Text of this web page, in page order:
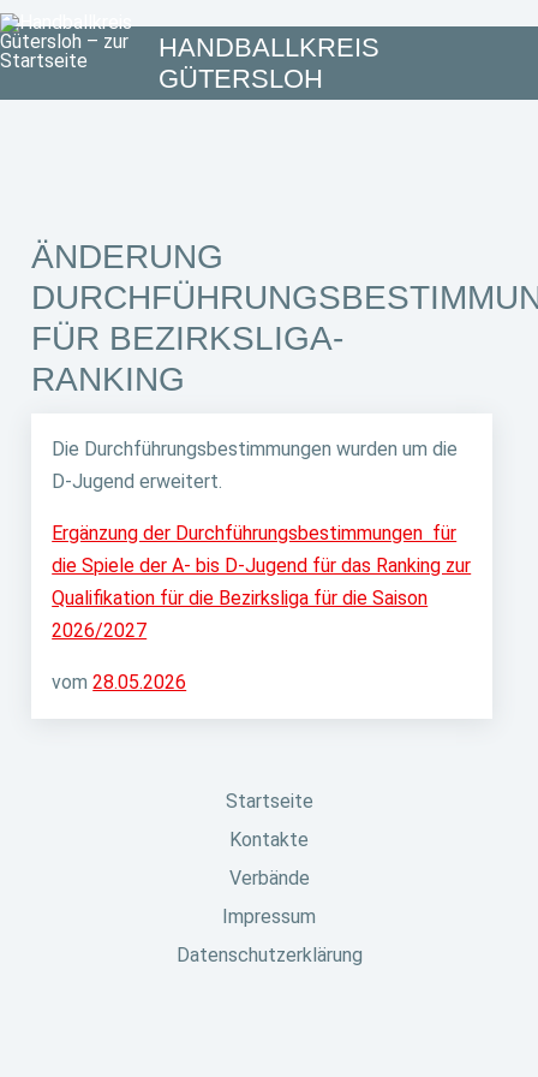
HANDBALLKREIS
GÜTERSLOH
ÄNDERUNG
FÜR BEZIRKSLIGA-
RANKING
Die Durchführungsbestimmungen wurden um die
D-Jugend erweitert.
Ergänzung der Durchführungsbestimmungen für
die Spiele der A- bis D-Jugend für das Ranking zur
Qualifikation für die Bezirksliga für die Saison
2026/2027
vom28.05.2026
Startseite
Kontakte
Verbände
Impressum
Datenschutzerklärung